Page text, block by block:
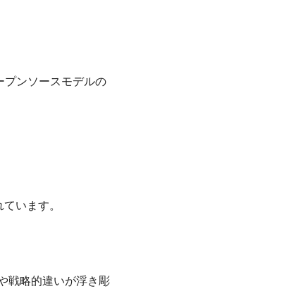
プンソースモデルの
います。
戦略的違いが浮き彫